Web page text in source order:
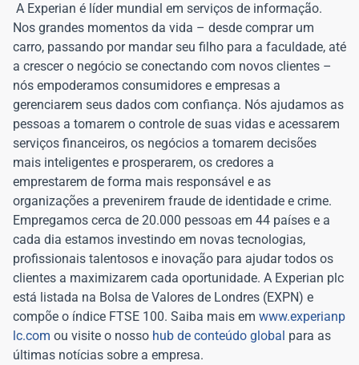
A Experian é líder mundial em serviços de informação.
Nos grandes momentos da vida – desde comprar um
carro, passando por mandar seu filho para a faculdade, até
a crescer o negócio se conectando com novos clientes –
nós empoderamos consumidores e empresas a
gerenciarem seus dados com confiança. Nós ajudamos as
pessoas a tomarem o controle de suas vidas e acessarem
serviços financeiros, os negócios a tomarem decisões
mais inteligentes e prosperarem, os credores a
emprestarem de forma mais responsável e as
organizações a prevenirem fraude de identidade e crime.
Empregamos cerca de 20.000 pessoas em 44 países e a
cada dia estamos investindo em novas tecnologias,
profissionais talentosos e inovação para ajudar todos os
clientes a maximizarem cada oportunidade. A Experian plc
está listada na Bolsa de Valores de Londres (EXPN) e
compõe o índice FTSE 100. Saiba mais em www.experianp
lc.com ou visite o nosso hub de conteúdo global para as
últimas notícias sobre a empresa.